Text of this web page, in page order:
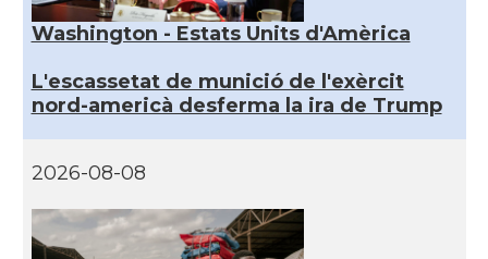
Washington - Estats Units d'Amèrica
L'escassetat de munició de l'exèrcit
nord-americà desferma la ira de Trump
2026-08-08